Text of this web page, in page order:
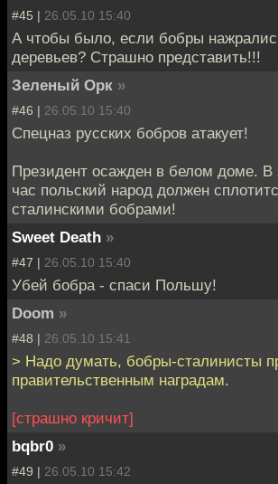
#45 | 26.05.10 15:40
А чтобы было, если бобры
деревьев? Страшно представить!!!
Зеленый Орк »
#46 | 26.05.10 15:40
Спецназ русских бобров атакует!
Президент осажден в белом доме. В
час польский народ должен
сталинскими бобрами!
Sweet Death »
#47 | 26.05.10 15:40
Убей бобра - спаси Польшу!
Doom »
#48 | 26.05.10 15:41
> Надо думать, бобры-сталинисты
правительственным наградам.
[страшно кричит]
bqbr0 »
#49 | 26.05.10 15:42